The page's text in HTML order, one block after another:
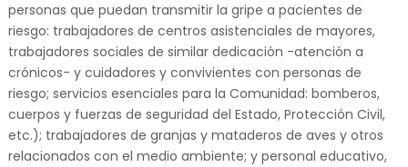
personas que puedan transmitir la gripe a pacientes de
riesgo: trabajadores de centros asistenciales de mayores,
trabajadores sociales de similar dedicación -atención a
crónicos- y cuidadores y convivientes con personas de
riesgo; servicios esenciales para la Comunidad: bomberos,
cuerpos y fuerzas de seguridad del Estado, Protección Civil,
etc.); trabajadores de granjas y mataderos de aves y otros
relacionados con el medio ambiente; y personal educativo,